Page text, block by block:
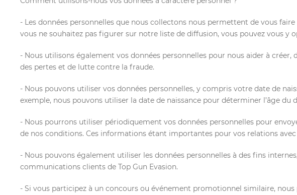
- Les données personnelles que nous collectons nous permettent de vous
vous ne souhaitez pas figurer sur notre liste de diffusion, vous pouvez vous y
- Nous utilisons également vos données personnelles pour nous aider à
des pertes et de lutte contre la fraude.
- Nous pouvons utiliser vos données personnelles, y compris votre date de
exemple, nous pouvons utiliser la date de naissance pour déterminer l’âge du
- Nous pourrons utiliser périodiquement vos données personnelles pour
de nos conditions. Ces informations étant importantes pour vos relations
- Nous pouvons également utiliser les données personnelles à des fins
communications clients de Top Gun Evasion.
- Si vous participez à un concours ou événement promotionnel similaire,